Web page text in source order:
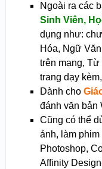
Ngoài ra các
Sinh Viên,
dụng như:
Hóa, Ngữ
trên mạng, Từ
trang dạy
Dành cho
đánh văn bản
Cũng có thể
ảnh, làm
Photoshop,
Affinity